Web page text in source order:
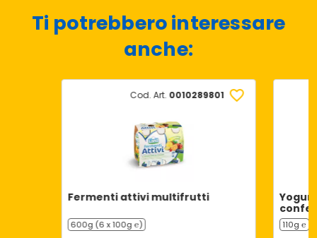
Ti potrebbero interessare
anche:
Cod. Art. 0010289801
Fermenti attivi multifrutti
600g (6 x 100g ℮) 110g ℮